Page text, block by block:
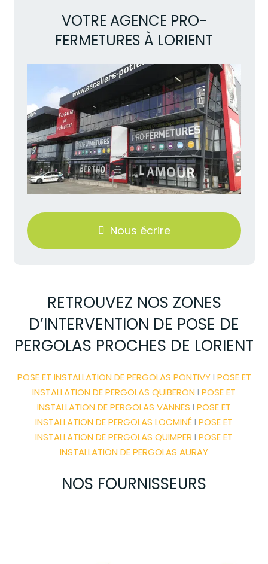
VOTRE AGENCE PRO-
FERMETURES À LORIENT
Nous écrire
RETROUVEZ NOS ZONES
D’INTERVENTION DE POSE DE
PERGOLAS PROCHES DE LORIENT
POSE ET INSTALLATION DE PERGOLAS PONTIVYI POSE ET
INSTALLATION DE PERGOLAS QUIBERON I POSE ET
INSTALLATION DE PERGOLAS VANNES I POSE ET
INSTALLATION DE PERGOLAS LOCMINÉI POSE ET
INSTALLATION DE PERGOLAS QUIMPER I POSE ET
INSTALLATION DE PERGOLAS AURAY
NOS FOURNISSEURS